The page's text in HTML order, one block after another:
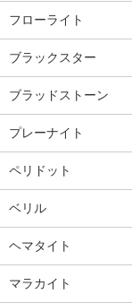
フローライト
ブラックスター
ブラッドストーン
プレーナイト
ペリドット
ベリル
ヘマタイト
マラカイト